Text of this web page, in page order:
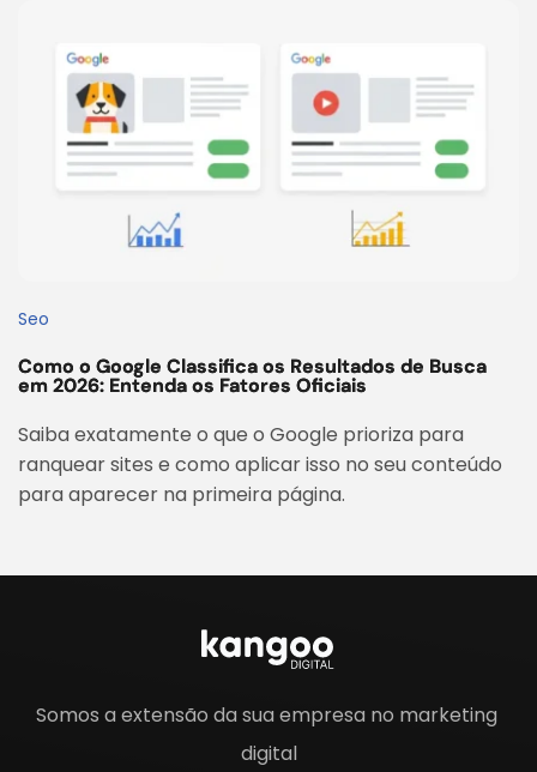
Seo
Como o Google Classifica os Resultados de Busca
em 2026: Entenda os Fatores Oficiais
Saiba exatamente o que o Google prioriza para
ranquear sites e como aplicar isso no seu conteúdo
para aparecer na primeira página.
Somos a extensão da sua empresa no marketing
digital